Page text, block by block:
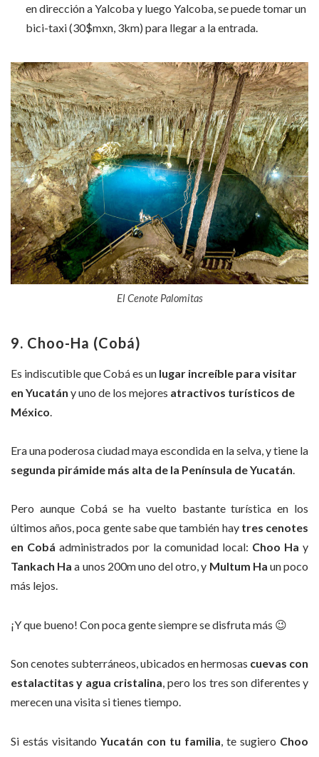
en dirección a Yalcoba y luego Yalcoba, se puede tomar un
bici-taxi (30$mxn, 3km) para llegar a la entrada.
El Cenote Palomitas
9. Choo-Ha (Cobá)
Es indiscutible que Cobá es un lugar increíble para visitar
en Yucatán y uno de los mejores atractivos turísticos de
México
Era una poderosa ciudad maya escondida en la selva, y tiene la
segunda pirámide más alta de la Península de Yucatán.
Pero aunque Cobá se ha vuelto bastante turística en los
últimos años, poca gente sabe que también hay tres cenotes
en Cobá administrados por la comunidad local: Choo Ha y
Tankach Ha a unos 200m uno del otro, y Multum Ha un poco
más lejos.
¡Y que bueno! Con poca gente siempre se disfruta más 😉
Son cenotes subterráneos, ubicados en hermosas cuevas con
estalactitas y agua cristalina, pero los tres son diferentes y
merecen una visita si tienes tiempo.
Si estás visitando Yucatán con tu familia , te sugiero Choo